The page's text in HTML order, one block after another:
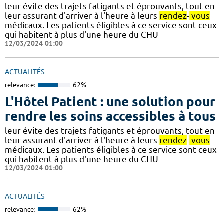
leur évite des trajets fatigants et éprouvants, tout en
leur assurant d'arriver à l'heure à leurs rendez- vous
médicaux. Les patients éligibles à ce service sont ceux
qui habitent à plus d'une heure du CHU
12/03/2024 01:00
ACTUALITÉS
relevance: 62%
L'Hôtel Patient : une solution pour
rendre les soins accessibles à tous
leur évite des trajets fatigants et éprouvants, tout en
leur assurant d'arriver à l'heure à leurs rendez- vous
médicaux. Les patients éligibles à ce service sont ceux
qui habitent à plus d'une heure du CHU
12/03/2024 01:00
ACTUALITÉS
relevance: 62%